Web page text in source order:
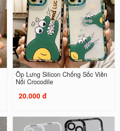
Ốp Lưng Silicon Chống Sốc Viền
Nổi Crocodile
20.000 đ